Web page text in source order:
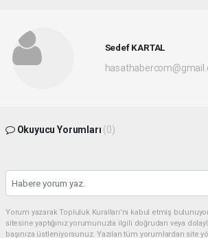
Sedef KARTAL
Okuyucu Yorumları (0)
Yorum yazarak Topluluk Kuralları’nı kabul etmiş
sitesine yaptığınız yorumunuzla ilgili doğrudan veya
başınıza üstleniyorsunuz. Yazılan tüm yorumlardan site